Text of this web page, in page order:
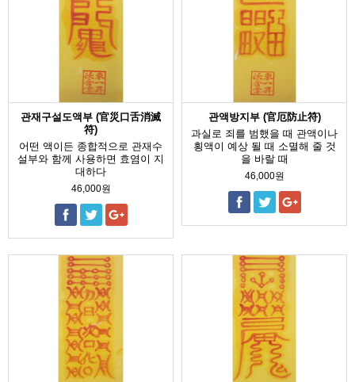
관재구설도액부 (官災口舌消滅
符)
어떤 액이든 종합적으로 관재수
설부와 함께 사용하면 효염이 지
대하다
46,000원
관액방지부 (官厄防止符)
과실로 죄를 범했을 때 관액이나
횡액이 예상 될 때 소멸해 줄 것
을 바랄 때
46,000원